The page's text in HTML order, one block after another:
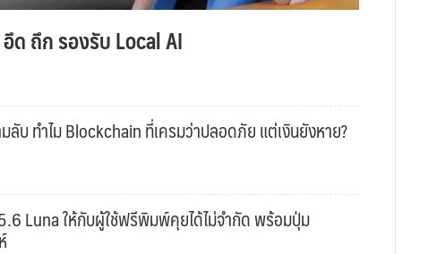
ด ถึก รองรับ Local AI
ลับ ทำไม Blockchain ที่เครมว่าปลอดภัย แต่เงินยังหาย?
Luna ให้กับผู้ใช้ฟรีพิมพ์คุยได้ไม่จำกัด พร้อมปุ่ม